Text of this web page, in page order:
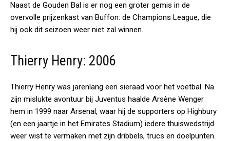
Naast de Gouden Bal is er nog een groter gemis in de
overvolle prijzenkast van Buffon: de Champions League, die
hij ook dit seizoen weer niet zal winnen.
Thierry Henry: 2006
Thierry Henry was jarenlang een sieraad voor het voetbal. Na
zijn mislukte avontuur bij Juventus haalde Arsène Wenger
hem in 1999 naar Arsenal, waar hij de supporters op Highbury
(en een jaartje in het Emirates Stadium) iedere thuiswedstrijd
weer wist te vermaken met zijn dribbels, trucs en doelpunten.